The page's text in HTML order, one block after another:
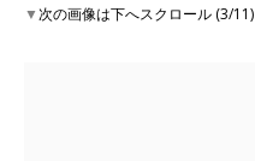
▼次の画像は下へスクロール (3/11)